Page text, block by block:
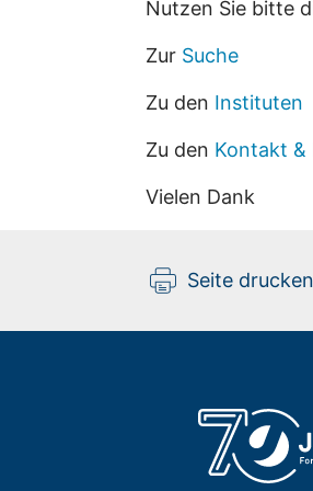
Nutzen Sie bitte
Zur Suche
Zu den Instituten
Zu den Kontakt &
Vielen Dank
Seite drucken